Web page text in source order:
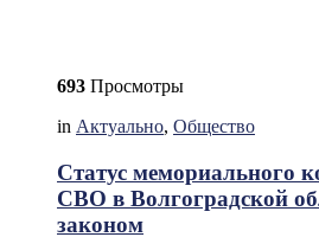
693 Просмотры
in Актуально, Общество
Статус мемориального
СВО в Волгоградской
законом